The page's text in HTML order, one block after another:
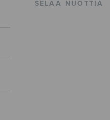
SELAA NUOTTIA